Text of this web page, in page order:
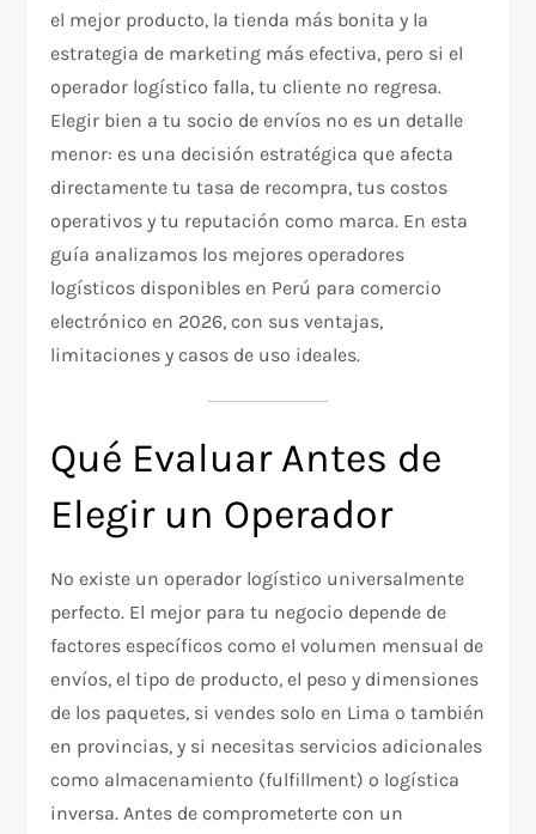
el mejor producto, la tienda más bonita y la
estrategia de marketing más efectiva, pero si el
operador logístico falla, tu cliente no regresa.
Elegir bien a tu socio de envíos no es un detalle
menor: es una decisión estratégica que afecta
directamente tu tasa de recompra, tus costos
operativos y tu reputación como marca. En esta
guía analizamos los mejores operadores
logísticos disponibles en Perú para comercio
electrónico en 2026, con sus ventajas,
limitaciones y casos de uso ideales.
Qué Evaluar Antes de
Elegir un Operador
No existe un operador logístico universalmente
perfecto. El mejor para tu negocio depende de
factores específicos como el volumen mensual de
envíos, el tipo de producto, el peso y dimensiones
de los paquetes, si vendes solo en Lima o también
en provincias, y si necesitas servicios adicionales
como almacenamiento (fulfillment) o logística
inversa. Antes de comprometerte con un